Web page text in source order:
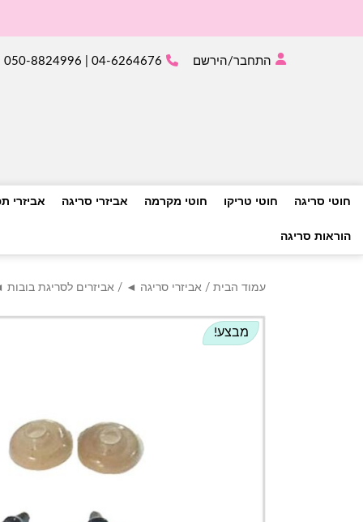
התחבר/הירשם 04-6264676 | 050-8824996
חוטי סריגה חוטי טריקו חוטי מקרמה אביזרי סריגה אביזרי
הוראות סריגה
עמוד הבית / אביזרי סריגה ◄ / אביזרים לסריגת בובות
מבצע!